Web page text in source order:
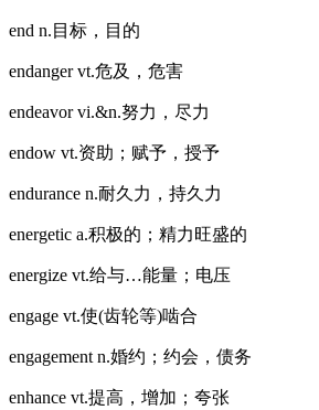
end n.目标，目的
endanger vt.危及，危害
endeavor vi.&n.努力，尽力
endow vt.资助；赋予，授予
endurance n.耐久力，持久力
energetic a.积极的；精力旺盛的
energize vt.给与…能量；电压
engage vt.使(齿轮等)啮合
engagement n.婚约；约会，债务
enhance vt.提高，增加；夸张